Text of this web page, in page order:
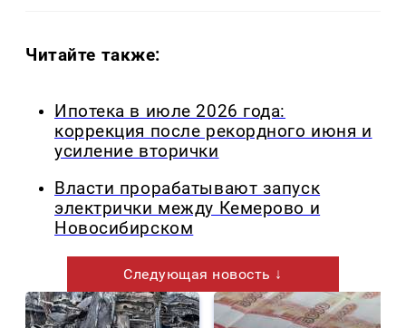
Читайте также:
Ипотека в июле 2026 года:
коррекция после рекордного июня и
усиление вторички
Власти прорабатывают запуск
электрички между Кемерово и
Новосибирском
Следующая новость ↓